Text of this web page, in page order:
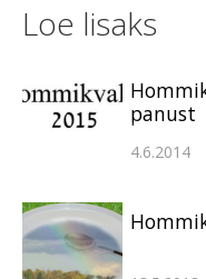
Loe lisaks
panust
4.6.2014